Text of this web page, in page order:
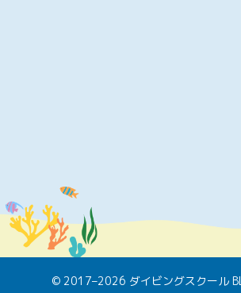
© 2017–2026 ダイビングスクール